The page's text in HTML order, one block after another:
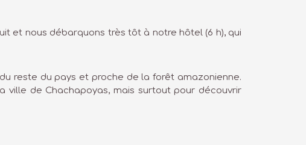
et nous débarquons très tôt à notre hôtel (6 h), qui
reste du pays et proche de la forêt amazonienne.
ville de Chachapoyas, mais surtout pour découvrir